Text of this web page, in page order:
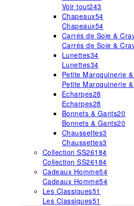
Voir tout243
Chapeaux54
Chapeaux54
Carrés de Soie &
Carrés de Soie &
Lunettes34
Lunettes34
Petite Maroquinerie
Petite Maroquinerie
Echarpes28
Echarpes28
Bonnets & Gants20
Bonnets & Gants20
Chaussettes3
Chaussettes3
Collection SS26184
Collection SS26184
Cadeaux Homme54
Cadeaux Homme54
Les Classiques51
Les Classiques51